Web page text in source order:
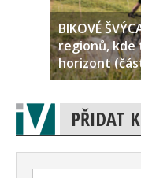
BIKOVÉ
regionů, kde
horizont
PŘIDAT